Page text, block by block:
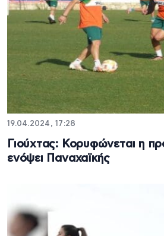
19.04.2024, 17:28
Γιούχτας: Κορυφώνεται η
ενόψει Παναχαϊκής